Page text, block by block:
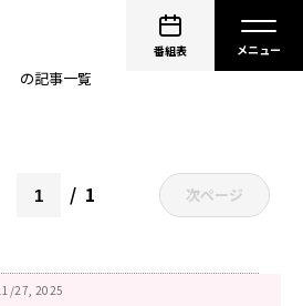
番組表
の記事一覧
1 次ページ
27, 2025